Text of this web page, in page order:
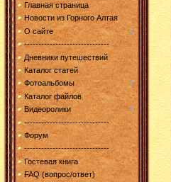
Главная страница
Новости из Горного Алтая
О сайте
------------------------------
Дневники путешествий
Каталог статей
Фотоальбомы
Каталог файлов
Видеоролики
------------------------------
Форум
------------------------------
Гостевая книга
FAQ (вопрос/ответ)